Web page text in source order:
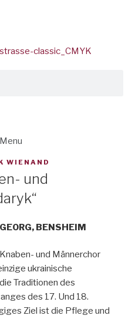
Menu
WIENAND
und
BENSHEIM
und Männerchor
ukrainische
Traditionen des
des 17. Und 18.
Ziel ist die Pflege und